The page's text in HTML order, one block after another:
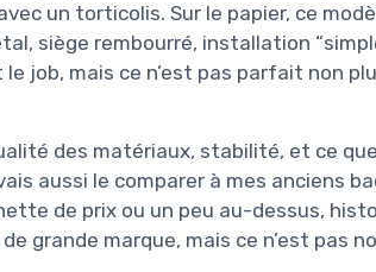
un torticolis. Sur le papier, ce
siège rembourré, installation
job, mais ce n’est pas parfait non
des matériaux, stabilité, et ce
aussi le comparer à mes anciens
de prix ou un peu au-dessus,
grande marque, mais ce n’est pas